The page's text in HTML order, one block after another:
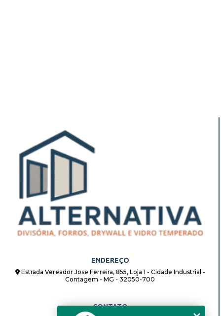
ENDEREÇO
Estrada Vereador Jose Ferreira, 855, Loja 1 - Cidade Industrial -
Contagem - MG - 32050-700
CONTATO